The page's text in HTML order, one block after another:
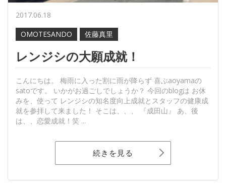
2017.06.18
OMOTESANDO
佐藤真里
レンジシの大願成就！
こんにちは。 梅雨に入った割に雨が降らず 喜ぶaoyamaの
satoです。 いかがお過ごしでしょうか？ 今回のblogは お休
みを、使って レンジシの知名度向上成就とスタッフの健康成
就を参拝して来ました！ そこは、、、 『成田山』 あ、後
は、、恋愛成就！笑 ...
続きを見る